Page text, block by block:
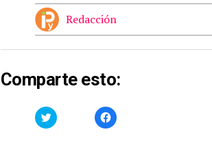
Redacción
Comparte esto:
Haz
clic
Haz
clic